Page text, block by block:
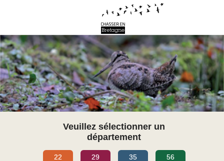
Veuillez sélectionner un
département
22 29 35 56